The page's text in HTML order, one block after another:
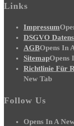
Links
Impressum
DSGVO
AGBOpens In
SitemapOpens
Richtlinie Für
New Tab
Follow Us
Opens In A